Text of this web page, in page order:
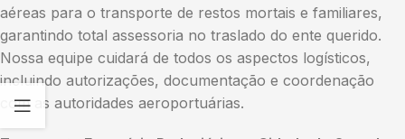
aéreas para o transporte de restos mortais e familiares,
garantindo total assessoria no traslado do ente querido.
Nossa equipe cuidará de todos os aspectos logísticos,
incluindo autorizações, documentação e coordenação
com as autoridades aeroportuárias.